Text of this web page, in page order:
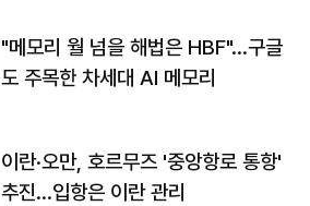
"메모리 월 넘을 해법은 HBF"…구글
도 주목한 차세대 AI 메모리
이란·오만, 호르무즈 '중앙항로 통항'
추진…입항은 이란 관리